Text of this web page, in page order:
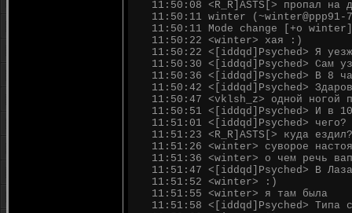
11:50:08 <R_R]ASTS[> пропал на
11:50:11 winter
11:50:11 Mode change [+o
11:50:22 <winter> хая :)
11:50:22 <[iddqd]Psyched> Я
11:50:30 <[iddqd]Psyched> Сам
11:50:36 <[iddqd]Psyched> В 8
11:50:42 <[iddqd]Psyched>
11:50:47 <vklsh_z> одной ногой
11:50:51 <[iddqd]Psyched> И в
11:51:01 <[iddqd]Psyched> чего?
11:51:23 <R_R]ASTS[> куда
11:51:26 <winter> суворое
11:51:36 <winter> о чем речь
11:51:47 <[iddqd]Psyched> В
11:51:52 <winter> :)
11:51:55 <winter> я там была
11:51:58 <[iddqd]Psyched> Типа